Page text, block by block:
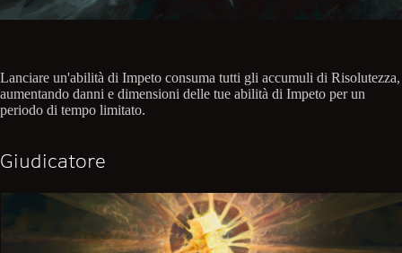
Lanciare un'abilità di Impeto consuma tutti gli accumuli di Risolutezza,
aumentando danni e dimensioni delle tue abilità di Impeto per un
periodo di tempo limitato.
Giudicatore